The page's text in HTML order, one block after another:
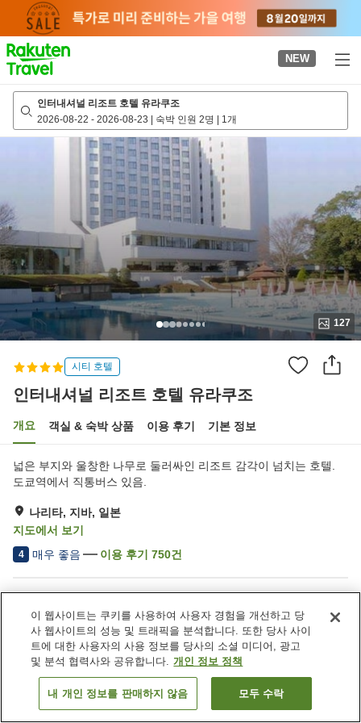
page
NEW
인터내셔널 리조트 호텔 유라쿠조
2026-08-22 - 2026-08-23 | 숙박 인원 2명 | 1개
127
시티 호텔
인터내셔널 리조트 호텔 유라쿠조
개요 객실 & 숙박 상품 이용 후기 기본 정보
넓은 부지와 울창한 나무로 둘러싸인 리조트 감각이 넘치는 호텔.
도쿄역에서 직통버스 있음.
나리타, 지바, 일본
지도에서 보기
4 매우 좋음 이용 후기 750건
Wi-Fi
사우나
스파 / 미용실
피트니스 클럽 / 헬스장
객실 보기
이 웹사이트는 쿠키를 사용하여 사용자 경험을 개선하고 당
사 웹사이트의 성능 및 트래픽을 분석합니다. 또한 당사 사이
트에 대한 사용자의 사용 정보를 당사의 소셜 미디어, 광고
및 분석 협력사와 공유합니다. 개인 정보 정책
내 개인 정보를 판매하지 않음 모두 수락